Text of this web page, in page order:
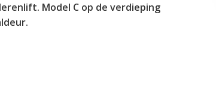
Model C op de verdieping